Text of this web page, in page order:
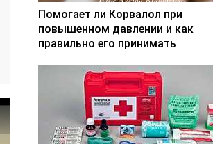
Помогает ли Корвалол при
повышенном давлении и как
правильно его принимать